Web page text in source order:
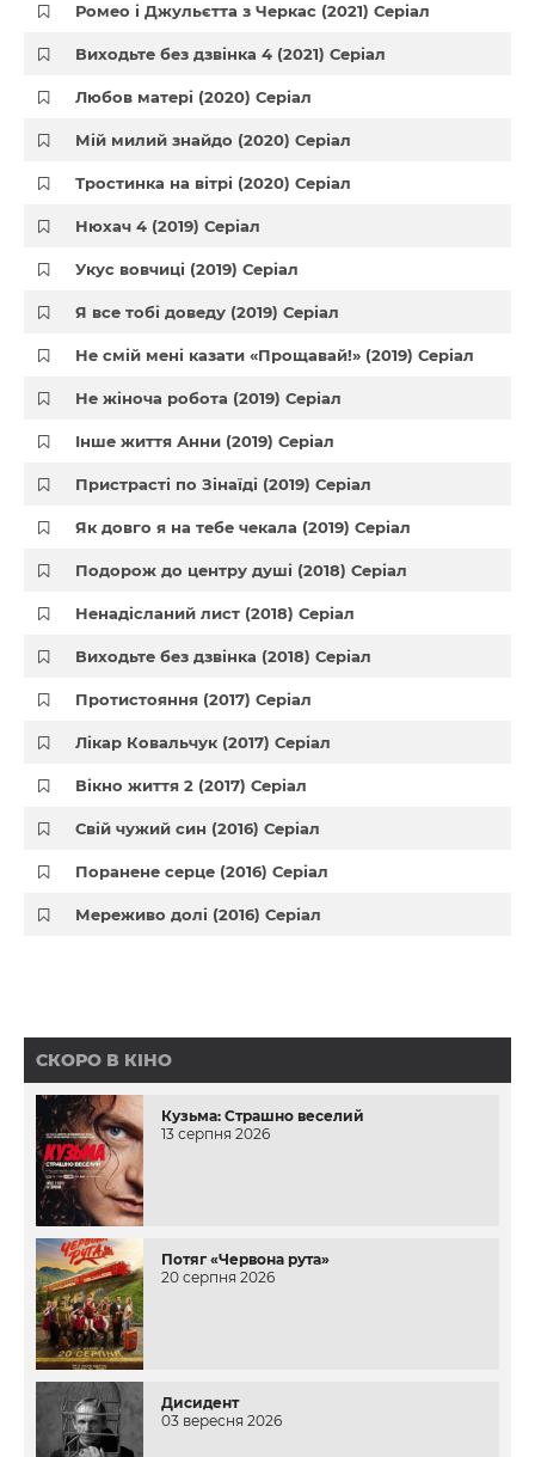
Ромео і Джульєтта з Черкас (2021) Серіал
Виходьте без дзвінка 4 (2021) Серіал
Любов матері (2020) Серіал
Мій милий знайдо (2020) Серіал
Тростинка на вітрі (2020) Серіал
Нюхач 4 (2019) Серіал
Укус вовчиці (2019) Серіал
Я все тобі доведу (2019) Серіал
Не смій мені казати «Прощавай!» (2019) Серіал
Не жіноча робота (2019) Серіал
Інше життя Анни (2019) Серіал
Пристрасті по Зінаїді (2019) Серіал
Як довго я на тебе чекала (2019) Серіал
Подорож до центру душі (2018) Серіал
Ненадісланий лист (2018) Серіал
Виходьте без дзвінка (2018) Серіал
Протистояння (2017) Серіал
Лікар Ковальчук (2017) Серіал
Вікно життя 2 (2017) Серіал
Свій чужий син (2016) Серіал
Поранене серце (2016) Серіал
Мереживо долі (2016) Серіал
СКОРО В КІНО
Кузьма: Страшно веселий
13 серпня 2026
Потяг «Червона рута»
20 серпня 2026
Дисидент
03 вересня 2026